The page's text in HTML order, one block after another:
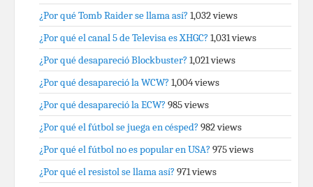
¿Por qué Tomb Raider se llama así? 1,032 views
¿Por qué el canal 5 de Televisa es XHGC? 1,031 views
¿Por qué desapareció Blockbuster? 1,021 views
¿Por qué desapareció la WCW? 1,004 views
¿Por qué desapareció la ECW? 985 views
¿Por qué el fútbol se juega en césped? 982 views
¿Por qué el fútbol no es popular en USA? 975 views
¿Por qué el resistol se llama así? 971 views